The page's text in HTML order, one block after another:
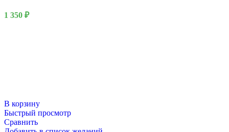
1 350 ₽
В корзину
Быстрый просмотр
Сравнить